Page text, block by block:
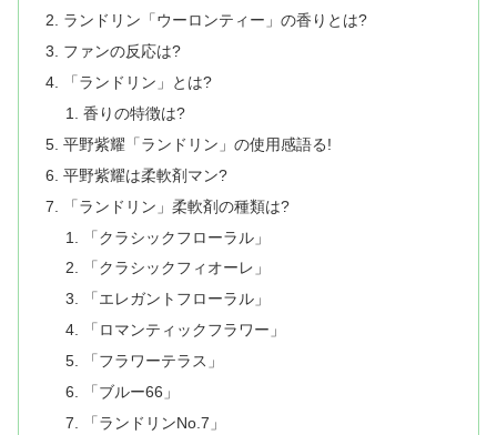
ランドリン「ウーロンティー」の香りとは?
ファンの反応は?
「ランドリン」とは?
香りの特徴は?
平野紫耀「ランドリン」の使用感語る!
平野紫耀は柔軟剤マン?
「ランドリン」柔軟剤の種類は?
「クラシックフローラル」
「クラシックフィオーレ」
「エレガントフローラル」
「ロマンティックフラワー」
「フラワーテラス」
「ブルー66」
「ランドリンNo.7」